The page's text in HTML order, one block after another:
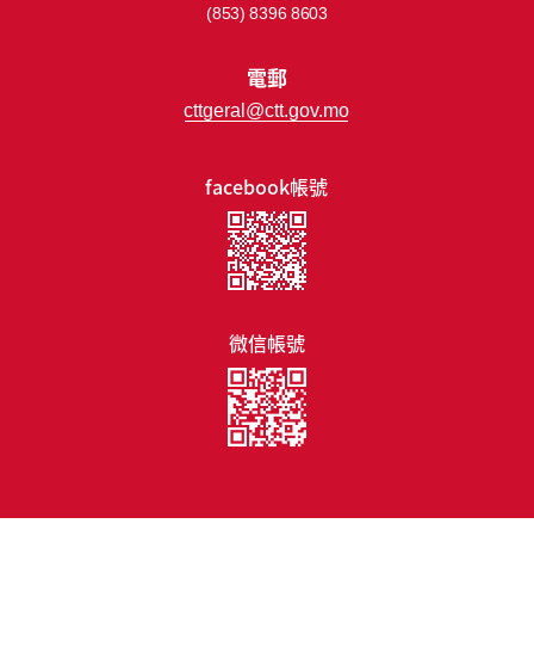
facebook帳號
微信帳號
(853) 8396 8603
電郵
cttgeral@ctt.gov.mo